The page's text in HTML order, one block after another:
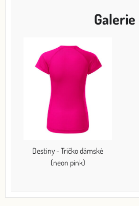
Galerie
Destiny - Tričko dámské
(neon pink)